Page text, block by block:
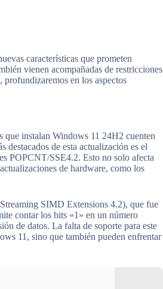
características que prometen
vienen acompañadas de restricciones
en los aspectos
que instalan Windows 11 24H2 cuenten
destacados de esta actualización es el
POPCNT/SSE4.2. Esto no solo afecta
de hardware, como los
SIMD Extensions 4.2), que fue
contar los bits «1» en un número
de datos. La falta de soporte para este
11, sino que también pueden enfrentar